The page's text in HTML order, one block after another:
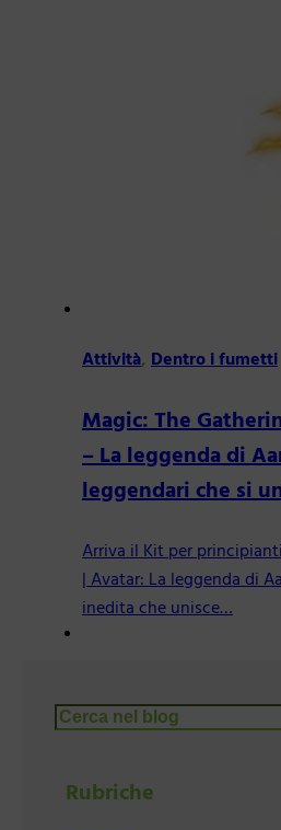
Attività,Dentro i fumetti
Magic: The
– La leggenda di
leggendari che si
Arriva il Kit per
| Avatar: La leggenda di
inedita che unisce…
Cerca
Rubriche